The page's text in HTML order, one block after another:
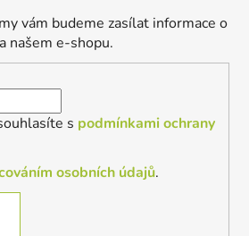
vám budeme zasílat informace o
našem e-shopu.
s podmínkami ochrany
osobních údajů.